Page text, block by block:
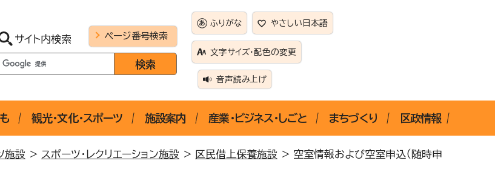
サイト内検索 ページ番号検索
ふりがな やさしい日本語
文字サイズ・配色の変更
音声読み上げ
観光・文化・スポーツ 施設案内 産業・ビジネス・しごと まちづくり 区政情報
施設 > スポーツ・レクリエーション施設 > 区民借上保養施設 > 空室情報および空室申込（随時申